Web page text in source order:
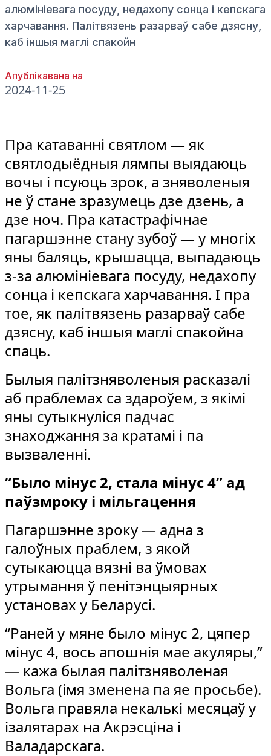
алюмініевага посуду, недахопу сонца і кепскага
харчавання. Палітвязень разарваў сабе дзясну,
каб іншыя маглі спакойн
Апублікавана на
2024-11-25
Пра катаванні святлом — як
святлодыёдныя лямпы выядаюць
вочы і псуюць зрок, а зняволеныя
не ў стане зразумець дзе дзень, а
дзе ноч. Пра катастрафічнае
пагаршэнне стану зубоў — у многіх
яны баляць, крышацца, выпадаюць
з-за алюмініевага посуду, недахопу
сонца і кепскага харчавання. І пра
тое, як палітвязень разарваў сабе
дзясну, каб іншыя маглі спакойна
спаць.
Былыя палітзняволеныя расказалі
аб праблемах са здароўем, з якімі
яны сутыкнуліся падчас
знаходжання за кратамі і па
вызваленні.
“Было мінус 2, стала мінус 4” ад
паўзмроку і мільгацення
Пагаршэнне зроку — адна з
галоўных праблем, з якой
сутыкаюцца вязні ва ўмовах
утрымання ў пенітэнцыярных
установах у Беларусі.
“Раней у мяне было мінус 2, цяпер
мінус 4, вось апошнія мае акуляры,”
— кажа былая палітзняволеная
Вольга (імя зменена па яе просьбе).
Вольга правяла некалькі месяцаў у
ізалятарах на Акрэсціна і
Валадарскага.